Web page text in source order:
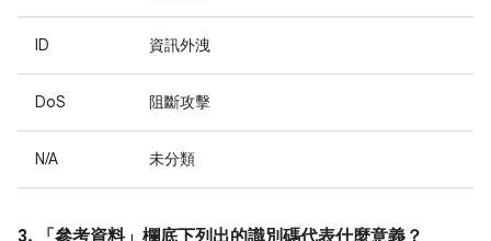
ID 資訊外洩
DoS 阻斷攻擊
N/A 未分類
3. 「參考資料」 欄底下列出的識別碼代表什麼意義？